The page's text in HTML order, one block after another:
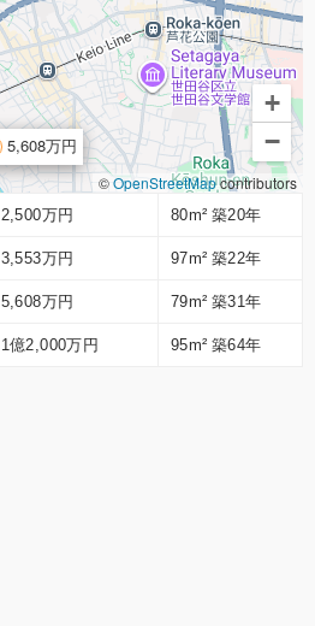
5,608万円
+
−
©OpenStreetMapcontributors
2,500万円 80m² 築20年
3,553万円 97m² 築22年
5,608万円 79m² 築31年
1億2,000万円 95m² 築64年